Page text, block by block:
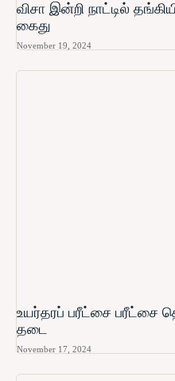
விசா இன்றி நாட்டில்
கைது
November 19, 2024
உயர்தரப் பரீட்சை பரீட்சை
தடை
November 17, 2024